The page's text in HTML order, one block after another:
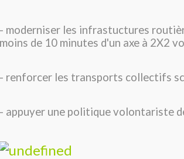
- moderniser les infrastuctures
moins de 10 minutes d'un axe à 2X2
- renforcer les transports collectifs
- appuyer une politique volontariste